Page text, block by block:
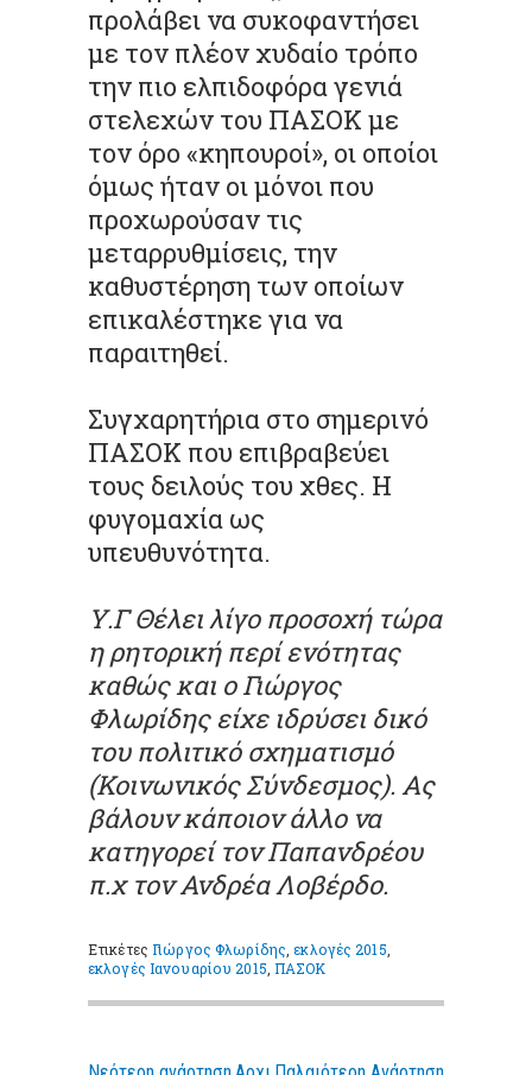
προλάβει να συκοφαντήσει
με τον πλέον χυδαίο τρόπο
την πιο ελπιδοφόρα γενιά
στελεχών του ΠΑΣΟΚ με
τον όρο «κηπουροί», οι οποίοι
όμως ήταν οι μόνοι που
προχωρούσαν τις
μεταρρυθμίσεις, την
καθυστέρηση των οποίων
επικαλέστηκε για να
παραιτηθεί.
Συγχαρητήρια στο σημερινό
ΠΑΣΟΚ που επιβραβεύει
τους δειλούς του χθες. Η
φυγομαχία ως
υπευθυνότητα.
Υ.Γ Θέλει λίγο προσοχή τώρα
η ρητορική περί ενότητας
καθώς και ο Γιώργος
Φλωρίδης είχε ιδρύσει δικό
του πολιτικό σχηματισμό
(Κοινωνικός Σύνδεσμος). Ας
βάλουν κάποιον άλλο να
κατηγορεί τον Παπανδρέου
π.χ τον Ανδρέα Λοβέρδο.
ΕτικέτεςΓιώργος Φλωρίδης εκλογές 2015
εκλογές Ιανουαρίου 2015 ,ΠΑΣΟΚ